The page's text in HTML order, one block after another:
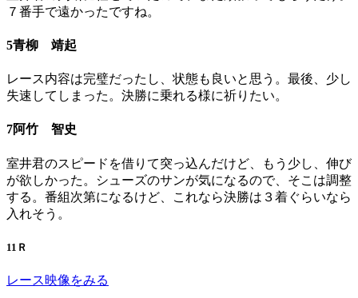
７番手で遠かったですね。
5青柳 靖起
レース内容は完璧だったし、状態も良いと思う。最後、少し
失速してしまった。決勝に乗れる様に祈りたい。
7阿竹 智史
室井君のスピードを借りて突っ込んだけど、もう少し、伸び
が欲しかった。シューズのサンが気になるので、そこは調整
する。番組次第になるけど、これなら決勝は３着ぐらいなら
入れそう。
11Ｒ
レース映像をみる